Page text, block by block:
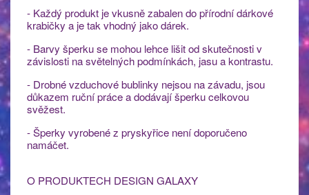
- Každý produkt je vkusně zabalen do přírodní dárkové
krabičky a je tak vhodný jako dárek.
- Barvy šperku se mohou lehce lišit od skutečnosti v
závislosti na světelných podmínkách, jasu a kontrastu.
- Drobné vzduchové bublinky nejsou na závadu, jsou
důkazem ruční práce a dodávají šperku celkovou
svěžest.
- Šperky vyrobené z pryskyřice není doporučeno
namáčet.
O PRODUKTECH DESIGN GALAXY